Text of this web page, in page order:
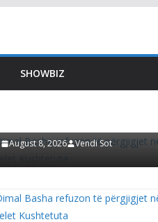
SHOWBIZ
Dimal Basha refuzon
përgjigjet nëse po
August 8, 2026 Vendi Sot